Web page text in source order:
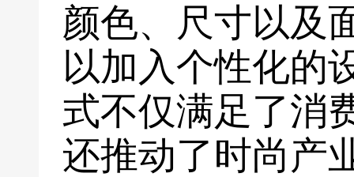
颜色、尺寸以及
以加入个性化的
式不仅满足了消
还推动了时尚产